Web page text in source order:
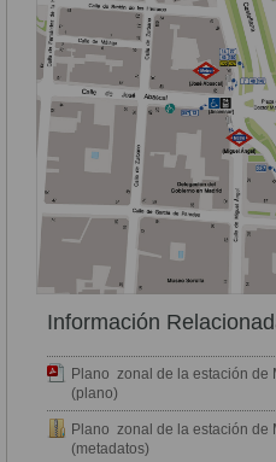
Información
Plano zonal de la estación de
(plano)
Plano zonal de la estación de
(metadatos)